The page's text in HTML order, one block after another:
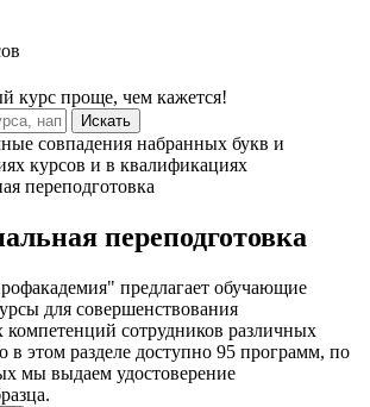
курс проще, чем кажется!
Искать
совпадения набранных букв и
курсов и в квалификациях
переподготовка
предлагает обучающие
для совершенствования
сотрудников различных
в этом разделе доступно 95 программ, по
мы выдаем удостоверение